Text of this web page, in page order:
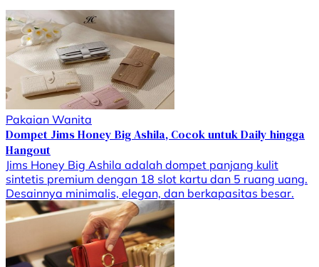
Pakaian Wanita
Dompet Jims Honey Big Ashila, Cocok untuk Daily hingga
Hangout
Jims Honey Big Ashila adalah dompet panjang kulit
sintetis premium dengan 18 slot kartu dan 5 ruang uang.
Desainnya minimalis, elegan, dan berkapasitas besar.